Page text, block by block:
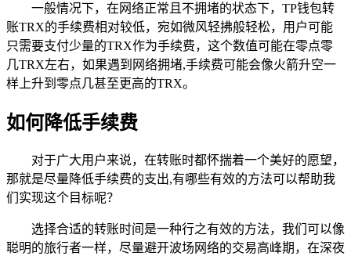
一般情况下，在网络正常且不拥堵的状态下，TP钱包转
账TRX的手续费相对较低，宛如微风轻拂般轻松，用户可能
只需要支付少量的TRX作为手续费，这个数值可能在零点零
几TRX左右，如果遇到网络拥堵,手续费可能会像火箭升空一
样上升到零点几甚至更高的TRX。
如何降低手续费
对于广大用户来说，在转账时都怀揣着一个美好的愿望，
那就是尽量降低手续费的支出,有哪些有效的方法可以帮助我
们实现这个目标呢？
选择合适的转账时间是一种行之有效的方法，我们可以像
聪明的旅行者一样，尽量避开波场网络的交易高峰期，在深夜